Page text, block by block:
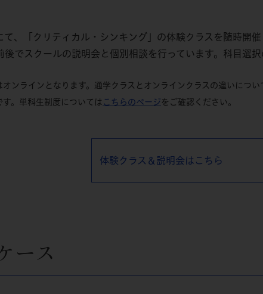
、「クリティカル・シンキング」の体験クラスを随時開
でスクールの説明会と個別相談を行っています。科目選
ンラインとなります。通学クラスとオンラインクラスの違いについ
。単科生制度については こちらのページ をご確認ください。
体験クラス＆説明会はこちら
ース